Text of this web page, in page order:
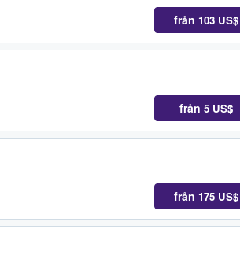
från 103 US$
från 5 US$
från 175 US$